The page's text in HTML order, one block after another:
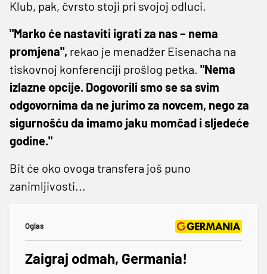
Klub, pak, čvrsto stoji pri svojoj odluci.
"Marko će nastaviti igrati za nas – nema
promjena", rekao je menadžer Eisenacha na
tiskovnoj konferenciji prošlog petka. "Nema
izlazne opcije. Dogovorili smo se sa svim
odgovornima da ne jurimo za novcem, nego za
sigurnošću da imamo jaku momčad i sljedeće
godine."
Bit će oko ovoga transfera još puno
zanimljivosti...
Oglas
Zaigraj odmah, Germania!